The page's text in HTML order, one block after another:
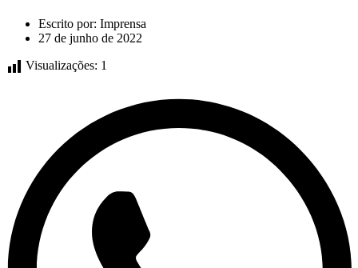
Escrito por: Imprensa
27 de junho de 2022
Visualizações: 1